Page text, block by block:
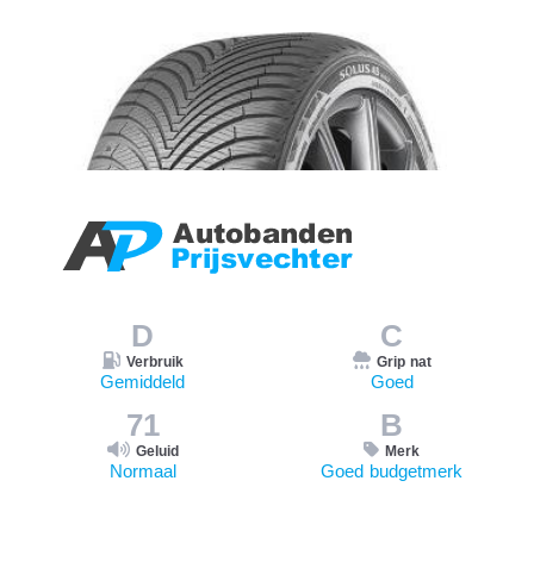
D
Verbruik
Gemiddeld
C
Grip nat
Goed
71
Geluid
Normaal
B
Merk
Goed budgetmerk